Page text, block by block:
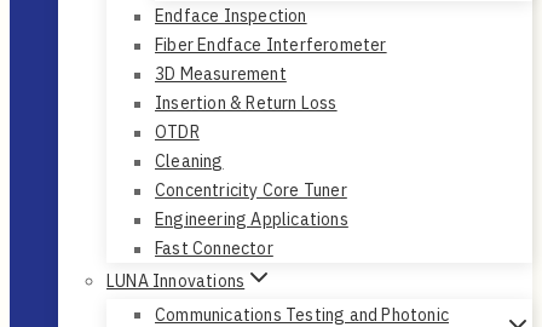
Endface Inspection
Fiber Endface Interferometer
3D Measurement
Insertion & Return Loss
OTDR
Cleaning
Concentricity Core Tuner
Engineering Applications
Fast Connector
LUNA Innovations
Communications Testing and Photonic